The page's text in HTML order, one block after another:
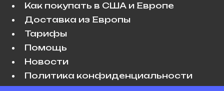
Как покупать в США и Европе
Доставка из Европы
Тарифы
Помощь
Новости
Политика конфиденциальности